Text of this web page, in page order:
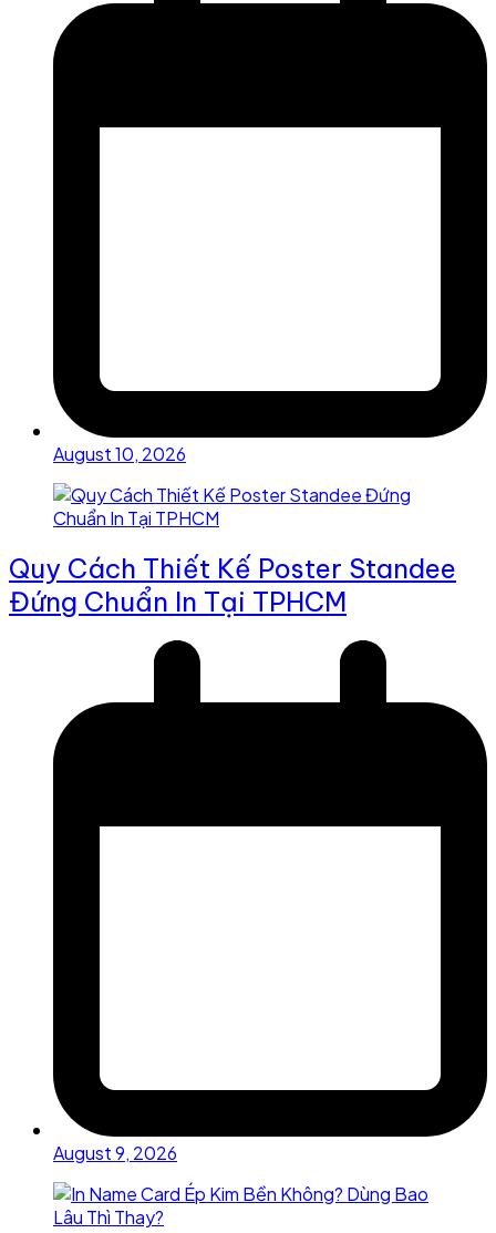
August 10, 2026
Quy Cách Thiết Kế Poster Standee
Đứng Chuẩn In Tại TPHCM
August 9, 2026